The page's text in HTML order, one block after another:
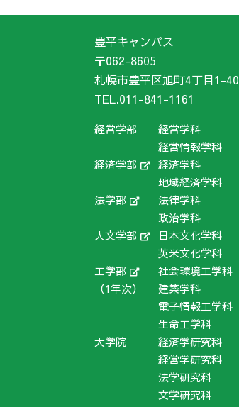
豊平キャンパス
〒062-8605
札幌市豊平区旭町4丁目1-40
TEL.011-841-1161
経営学部
経営学科
経営情報学科
経済学部
経済学科
地域経済学科
法学部
法律学科
政治学科
人文学部
日本文化学科
英米文化学科
工学部
（1年次）
社会環境工学科
建築学科
電子情報工学科
生命工学科
大学院
経済学研究科
経営学研究科
法学研究科
文学研究科